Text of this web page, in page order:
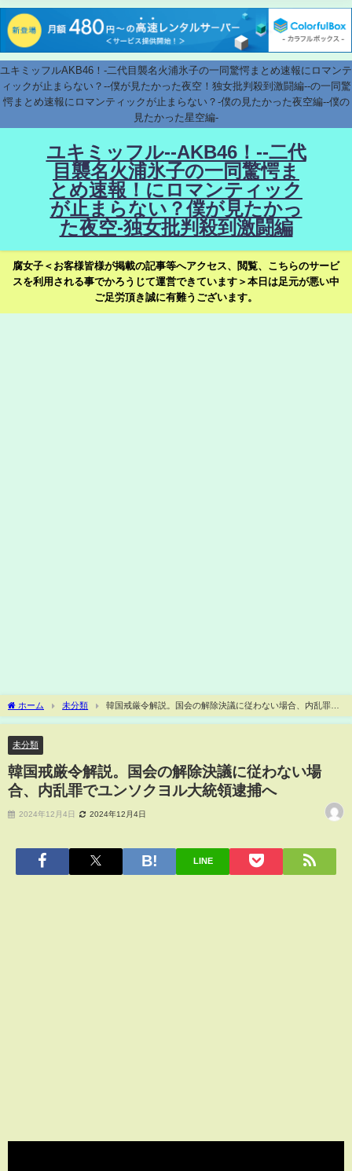
ユキミッフルAKB46！-二代目襲名火浦氷子の一同驚愕まとめ速報にロマンテ
ィックが止まらない？--僕が見たかった夜空！独女批判殺到激闘編--の一同驚
愕まとめ速報にロマンティックが止まらない？-僕の見たかった夜空編--僕の
見たかった星空編-
ユキミッフル--AKB46！--二代
目襲名火浦氷子の一同驚愕ま
とめ速報！にロマンティック
が止まらない？僕が見たかっ
た夜空-独女批判殺到激闘編
腐女子＜お客様皆様が掲載の記事等へアクセス、閲覧、こちらのサービ
スを利用される事でかろうじて運営できています＞本日は足元が悪い中
ご足労頂き誠に有難うございます。
ホーム 未分類
韓国戒厳令解説。国会の解除決議に従わない場合、内乱罪で
ユンソクヨル大統領逮捕へ
未分類
韓国戒厳令解説。国会の解除決議に従わない場
合、内乱罪でユンソクヨル大統領逮捕へ
2024年12月4日 2024年12月4日
LINE